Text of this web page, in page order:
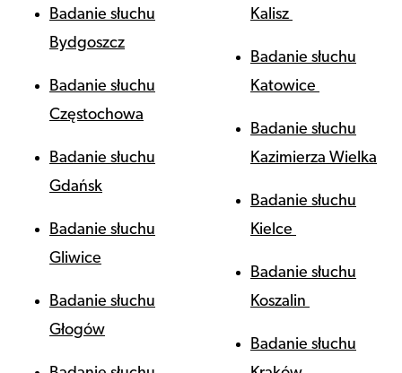
Badanie słuchu
Bydgoszcz
Badanie słuchu
Częstochowa
Badanie słuchu
Gdańsk
Badanie słuchu
Gliwice
Badanie słuchu
Głogów
Kalisz
Badanie słuchu
Katowice
Badanie słuchu
Kazimierza Wielka
Badanie słuchu
Kielce
Badanie słuchu
Koszalin
Badanie słuchu